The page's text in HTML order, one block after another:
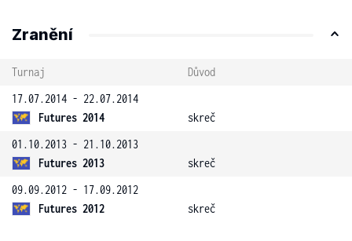
Zranění
Turnaj
Důvod
17.07.2014 - 22.07.2014
Futures 2014
skreč
01.10.2013 - 21.10.2013
Futures 2013
skreč
09.09.2012 - 17.09.2012
Futures 2012
skreč